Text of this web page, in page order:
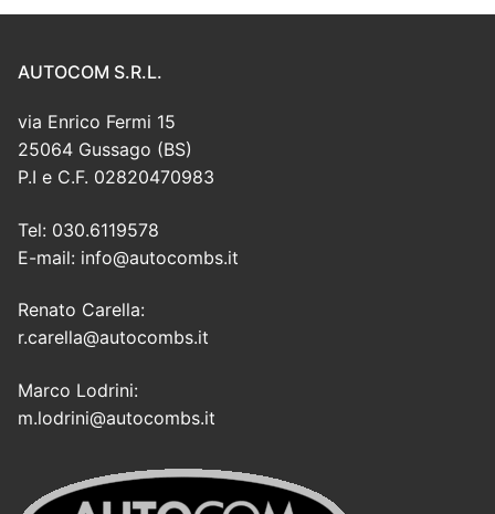
AUTOCOM S.R.L.
via Enrico Fermi 15
25064 Gussago (BS)
P.I e C.F. 02820470983
Tel: 030.6119578
E-mail: info@autocombs.it
Renato Carella:
r.carella@autocombs.it
Marco Lodrini:
m.lodrini@autocombs.it